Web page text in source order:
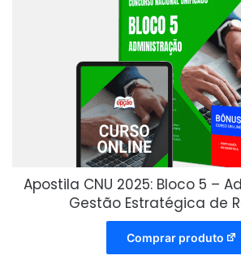
Apostila CNU 2025: Bloco 5 –
Gestão Estratégica de
Comprar produto